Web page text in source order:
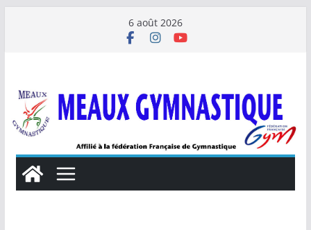
6 août 2026